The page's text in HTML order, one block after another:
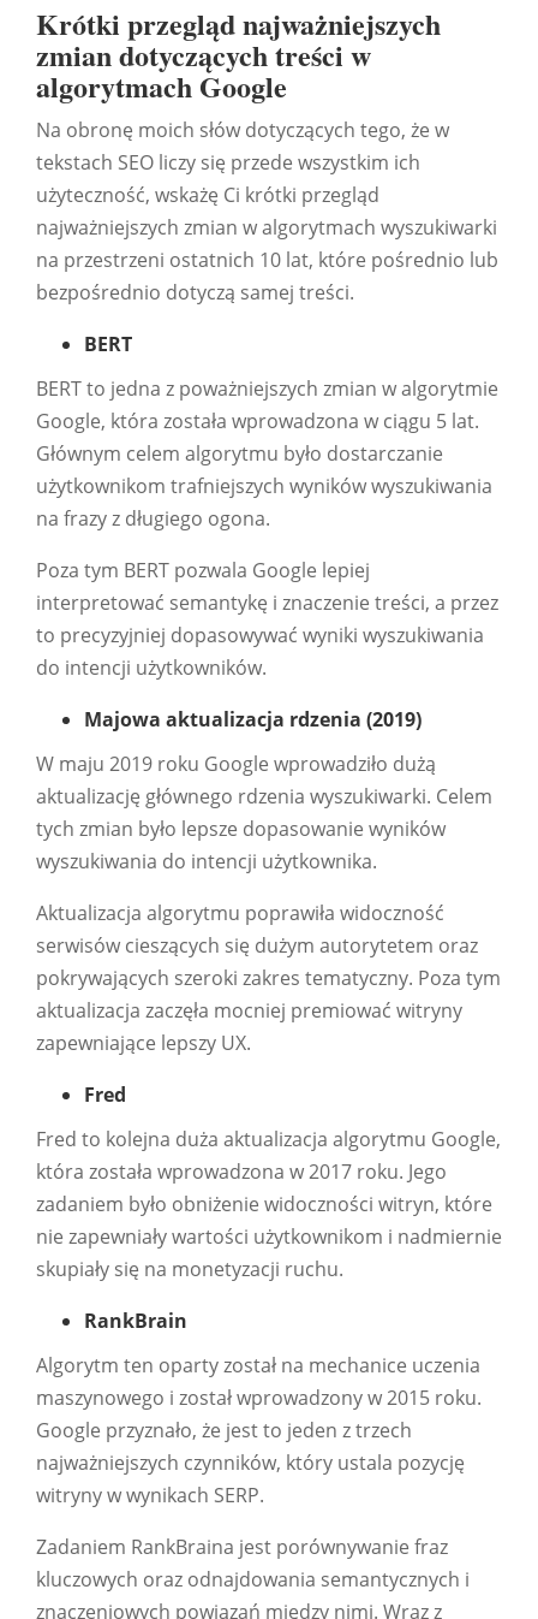
Krótki przegląd najważniejszych
zmian dotyczących treści w
algorytmach Google
Na obronę moich słów dotyczących tego, że w
tekstach SEO liczy się przede wszystkim ich
użyteczność, wskażę Ci krótki przegląd
najważniejszych zmian w algorytmach wyszukiwarki
na przestrzeni ostatnich 10 lat, które pośrednio lub
bezpośrednio dotyczą samej treści.
BERT
BERT to jedna z poważniejszych zmian w algorytmie
Google, która została wprowadzona w ciągu 5 lat.
Głównym celem algorytmu było dostarczanie
użytkownikom trafniejszych wyników wyszukiwania
na frazy z długiego ogona.
Poza tym BERT pozwala Google lepiej
interpretować semantykę i znaczenie treści, a przez
to precyzyjniej dopasowywać wyniki wyszukiwania
do intencji użytkowników.
Majowa aktualizacja rdzenia (2019)
W maju 2019 roku Google wprowadziło dużą
aktualizację głównego rdzenia wyszukiwarki. Celem
tych zmian było lepsze dopasowanie wyników
wyszukiwania do intencji użytkownika.
Aktualizacja algorytmu poprawiła widoczność
serwisów cieszących się dużym autorytetem oraz
pokrywających szeroki zakres tematyczny. Poza tym
aktualizacja zaczęła mocniej premiować witryny
zapewniające lepszy UX.
Fred
Fred to kolejna duża aktualizacja algorytmu Google,
która została wprowadzona w 2017 roku. Jego
zadaniem było obniżenie widoczności witryn, które
nie zapewniały wartości użytkownikom i nadmiernie
skupiały się na monetyzacji ruchu.
RankBrain
Algorytm ten oparty został na mechanice uczenia
maszynowego i został wprowadzony w 2015 roku.
Google przyznało, że jest to jeden z trzech
najważniejszych czynników, który ustala pozycję
witryny w wynikach SERP.
Zadaniem RankBraina jest porównywanie fraz
kluczowych oraz odnajdowania semantycznych i
znaczeniowych powiązań między nimi. Wraz z